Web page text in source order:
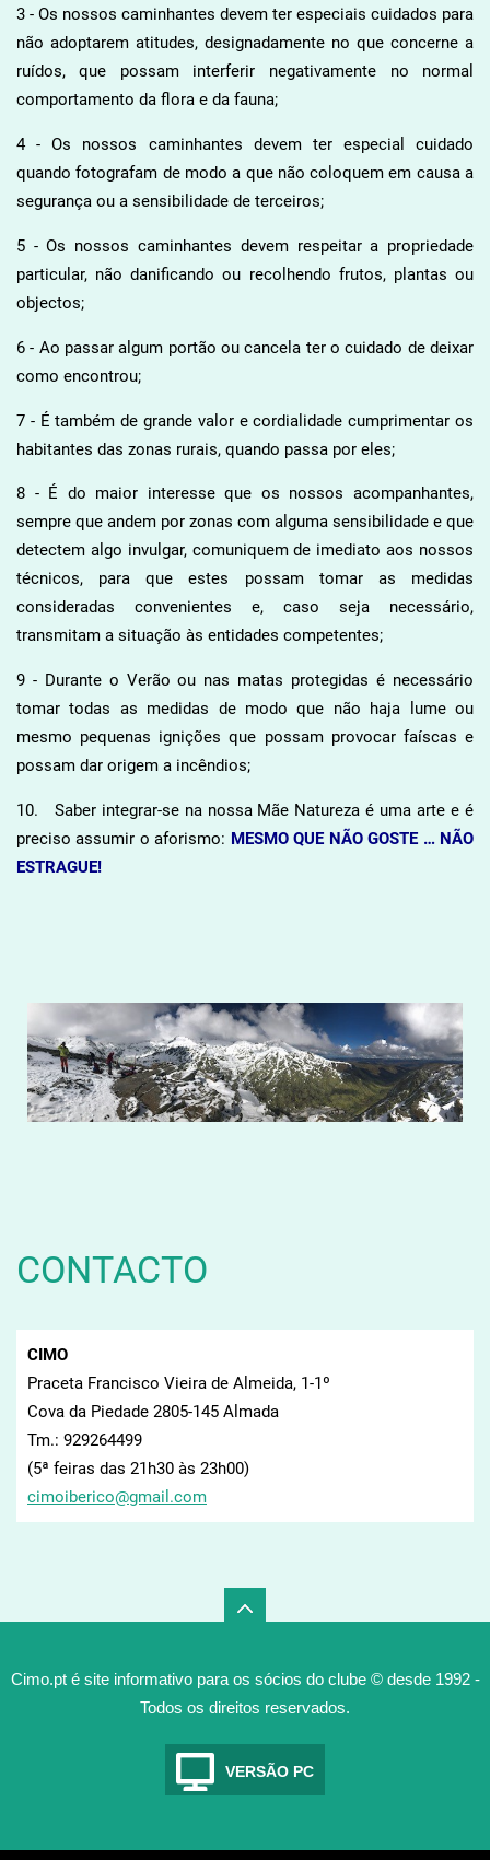
3 - Os nossos caminhantes devem ter especiais cuidados para
não adoptarem atitudes, designadamente no que concerne a
ruídos, que possam interferir negativamente no normal
comportamento da flora e da fauna;
4 - Os nossos caminhantes devem ter especial cuidado
quando fotografam de modo a que não coloquem em causa a
segurança ou a sensibilidade de terceiros;
5 - Os nossos caminhantes devem respeitar a propriedade
particular, não danificando ou recolhendo frutos, plantas ou
objectos;
6 - Ao passar algum portão ou cancela ter o cuidado de deixar
como encontrou;
7 - É também de grande valor e cordialidade cumprimentar os
habitantes das zonas rurais, quando passa por eles;
8 - É do maior interesse que os nossos acompanhantes,
sempre que andem por zonas com alguma sensibilidade e que
detectem algo invulgar, comuniquem de imediato aos nossos
técnicos, para que estes possam tomar as medidas
consideradas convenientes e, caso seja necessário,
transmitam a situação às entidades competentes;
9 - Durante o Verão ou nas matas protegidas é necessário
tomar todas as medidas de modo que não haja lume ou
mesmo pequenas ignições que possam provocar faíscas e
possam dar origem a incêndios;
10. Saber integrar-se na nossa Mãe Natureza é uma arte e é
preciso assumir o aforismo: MESMO QUE NÃO GOSTE … NÃO
ESTRAGUE!
CONTACTO
CIMO
Praceta Francisco Vieira de Almeida, 1-1º
Cova da Piedade 2805-145 Almada
Tm.: 929264499
(5ª feiras das 21h30 às 23h00)
cimoiberico@gmai l.com
Cimo.pt é site informativo para os sócios do clube © desde 1992 -
Todos os direitos reservados.
VERSÃO PC